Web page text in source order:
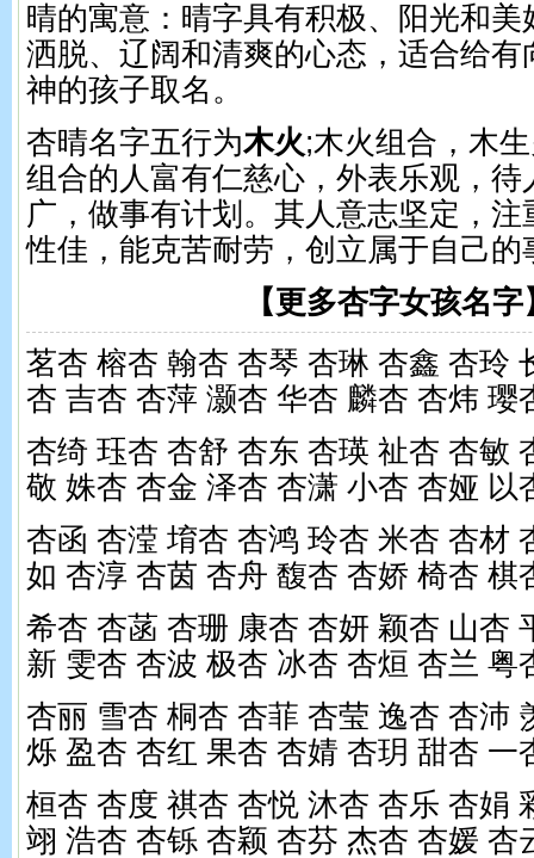
晴的寓意：晴字具有积极、阳光和
洒脱、辽阔和清爽的心态，适合给有
神的孩子取名。
杏晴名字五行为木火;木火组合，木
组合的人富有仁慈心，外表乐观，待
广，做事有计划。其人意志坚定，
性佳，能克苦耐劳，创立属于自己的
【更多杏字女孩名字
茗杏 榕杏 翰杏 杏琴 杏琳 杏鑫 杏玲
杏 吉杏 杏萍 灏杏 华杏 麟杏 杏炜 璎
杏绮 珏杏 杏舒 杏东 杏瑛 祉杏 杏敏
敬 姝杏 杏金 泽杏 杏潇 小杏 杏娅 以
杏函 杏滢 堉杏 杏鸿 玲杏 米杏 杏材
如 杏淳 杏茵 杏舟 馥杏 杏娇 椅杏 棋
希杏 杏菡 杏珊 康杏 杏妍 颖杏 山杏
新 雯杏 杏波 极杏 冰杏 杏烜 杏兰 粤
杏丽 雪杏 桐杏 杏菲 杏莹 逸杏 杏沛
烁 盈杏 杏红 果杏 杏婧 杏玥 甜杏 一
桓杏 杏度 祺杏 杏悦 沐杏 杏乐 杏娟
翊 浩杏 杏铄 杏颖 杏芬 杰杏 杏媛 杏